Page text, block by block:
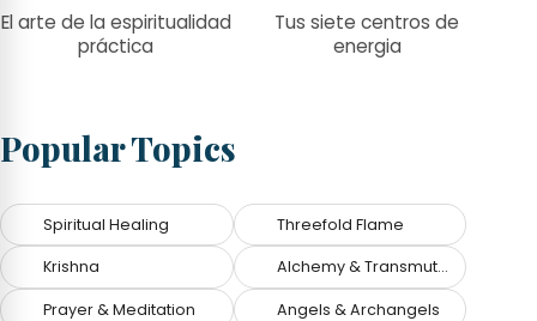
El arte de la espiritualidad
práctica
Tus siete centros de
energia
Popular Topics
Spiritual Healing Threefold Flame
Krishna Alchemy & Transmutation
Prayer & Meditation Angels & Archangels